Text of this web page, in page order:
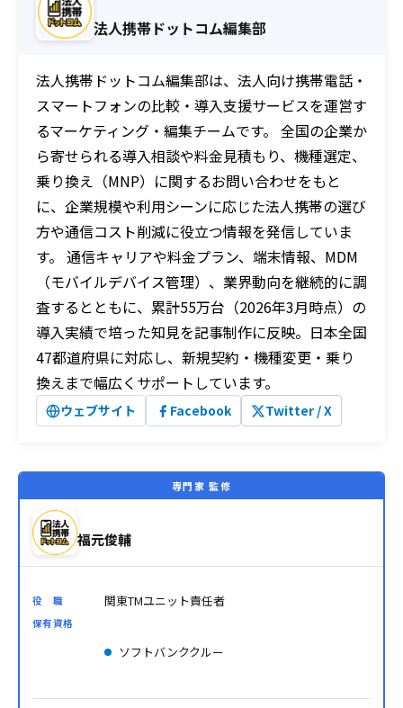
法人携帯ドットコム編集部
法人携帯ドットコム編集部は、法人向け携帯電話・
スマートフォンの比較・導入支援サービスを運営す
るマーケティング・編集チームです。 全国の企業か
ら寄せられる導入相談や料金見積もり、機種選定、
乗り換え（MNP）に関するお問い合わせをもと
に、企業規模や利用シーンに応じた法人携帯の選び
方や通信コスト削減に役立つ情報を発信していま
す。 通信キャリアや料金プラン、端末情報、MDM
（モバイルデバイス管理）、業界動向を継続的に調
査するとともに、累計55万台（2026年3月時点）の
導入実績で培った知見を記事制作に反映。日本全国
47都道府県に対応し、新規契約・機種変更・乗り
換えまで幅広くサポートしています。
ウェブサイト Facebook Twitter / X
専門家 監修
福元俊輔
役 職 関東TMユニット責任者
保有資格
ソフトバンククルー